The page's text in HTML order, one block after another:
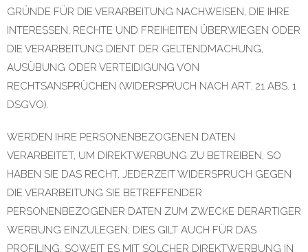
GRÜNDE FÜR DIE VERARBEITUNG NACHWEISEN, DIE IHRE
INTERESSEN, RECHTE UND FREIHEITEN ÜBERWIEGEN ODER
DIE VERARBEITUNG DIENT DER GELTENDMACHUNG,
AUSÜBUNG ODER VERTEIDIGUNG VON
RECHTSANSPRÜCHEN (WIDERSPRUCH NACH ART. 21 ABS. 1
DSGVO).
WERDEN IHRE PERSONENBEZOGENEN DATEN
VERARBEITET, UM DIREKTWERBUNG ZU BETREIBEN, SO
HABEN SIE DAS RECHT, JEDERZEIT WIDERSPRUCH GEGEN
DIE VERARBEITUNG SIE BETREFFENDER
PERSONENBEZOGENER DATEN ZUM ZWECKE DERARTIGER
WERBUNG EINZULEGEN; DIES GILT AUCH FÜR DAS
PROFILING, SOWEIT ES MIT SOLCHER DIREKTWERBUNG IN